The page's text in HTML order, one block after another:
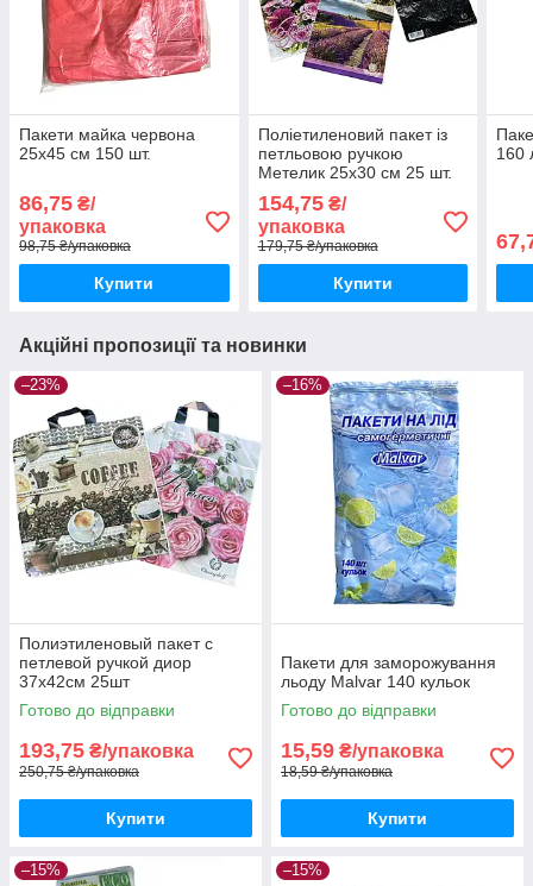
Пакети майка червона
25х45 см 150 шт.
86,75 ₴/
упаковка
98,75 ₴/упаковка
Купити
Поліетиленовий пакет із
петльовою ручкою
Метелик 25х30 см 25 шт.
154,75₴/
упаковка
179,75 ₴/упаковка
Купити
160
Акційні пропозиції та новинки
–23%
Полиэтиленовый пакет с
петлевой ручкой диор
37х42см 25шт
Готово до відправки
193,75 ₴/упаковка
250,75 ₴/упаковка
Купити
–16%
Пакети для заморожування
льоду Malvar 140 кульок
Готово до відправки
15,59 ₴/упаковка
18,59 ₴/упаковка
Купити
–15% –15%